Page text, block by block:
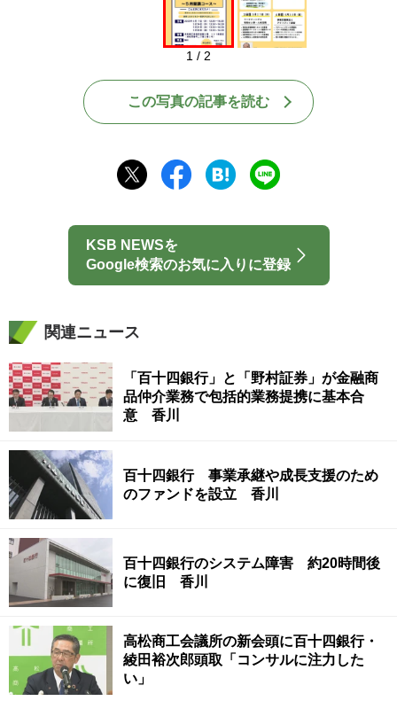
1 / 2
この写真の記事を読む
KSB NEWSを
Google検索のお気に入りに登録
関連ニュース
「百十四銀行」と「野村証券」が金融商
品仲介業務で包括的業務提携に基本合
意 香川
百十四銀行 事業承継や成長支援のため
のファンドを設立 香川
百十四銀行のシステム障害 約20時間後
に復旧 香川
高松商工会議所の新会頭に百十四銀行・
綾田裕次郎頭取「コンサルに注力した
い」